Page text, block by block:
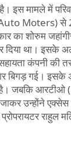
इस मामले में
Moters) से
शोरुम
था। इसके
कंपनी की
बिगड़ गई।
है। जबकि
उन्होंने एक्सेस
प्रोपरायटर